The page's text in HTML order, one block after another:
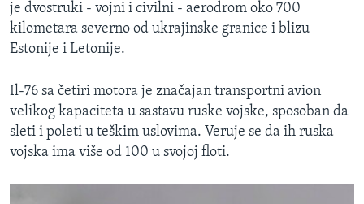
je dvostruki - vojni i civilni - aerodrom oko 700
kilometara severno od ukrajinske granice i blizu
Estonije i Letonije.
Il-76 sa četiri motora je značajan transportni avion
velikog kapaciteta u sastavu ruske vojske, sposoban da
sleti i poleti u teškim uslovima. Veruje se da ih ruska
vojska ima više od 100 u svojoj floti.